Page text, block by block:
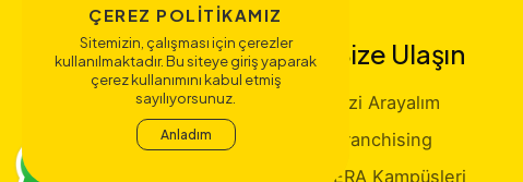
Bize Ulaşın
Sizi Arayalım
Franchising
ERA Kampüsleri
ÇEREZ POLITIKAMIZ
Sitemizin, çalışması için çerezler
kullanılmaktadır. Bu siteye giriş yaparak
çerez kullanımını kabul etmiş
sayılıyorsunuz.
Anladım